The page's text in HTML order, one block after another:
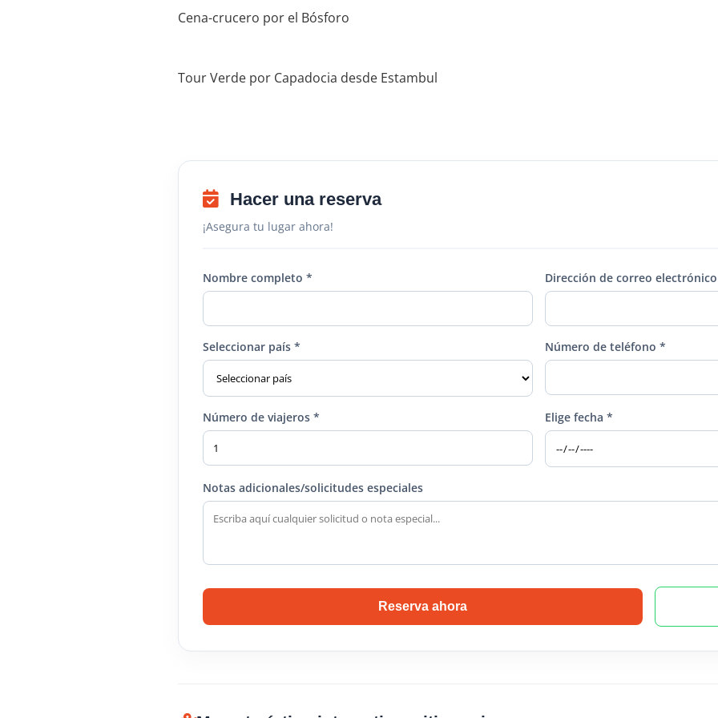
Cena-crucero por el Bósforo
Tour Verde por Capadocia desde Estambul
Hacer una reserva
¡Asegura tu lugar ahora!
Nombre completo * Dirección de correo
Seleccionar país * Número de teléfono *
Número de viajeros * Elige fecha *
Notas adicionales/solicitudes especiales
Reserva ahora